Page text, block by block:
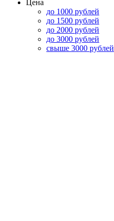
Цена
до 1000 рублей
до 1500 рублей
до 2000 рублей
до 3000 рублей
свыше 3000 рублей